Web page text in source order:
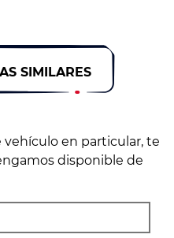
SIMILARES
vehículo en particular, te
disponible de